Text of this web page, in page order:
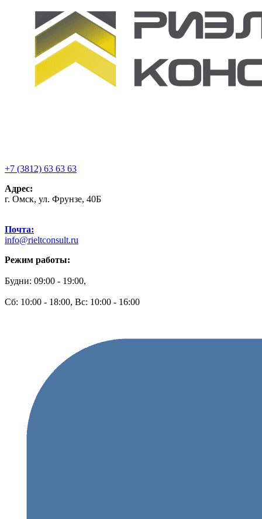
+7 (3812) 63 63 63
Адрес:
г. Омск, ул. Фрунзе, 40Б
Почта:
info@rieltconsult.ru
Режим работы:
Будни: 09:00 - 19:00,
Сб: 10:00 - 18:00, Вс: 10:00 - 16:00